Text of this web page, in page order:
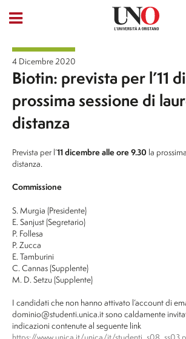
4 Dicembre 2020
Biotin: prevista per l’11
prossima sessione di
distanza
Prevista per l’11 dicembrealle ore 9.30la
distanza.
Commissione
S. Murgia (Presidente)
E. Sanjust (Segretario)
P. Follesa
P. Zucca
E. Tamburini
C. Cannas (Supplente)
M. D. Setzu (Supplente)
I candidati che non hanno attivato l’account di
dominio@studenti.unica.it sono caldamente
indicazioni contenute al seguente link